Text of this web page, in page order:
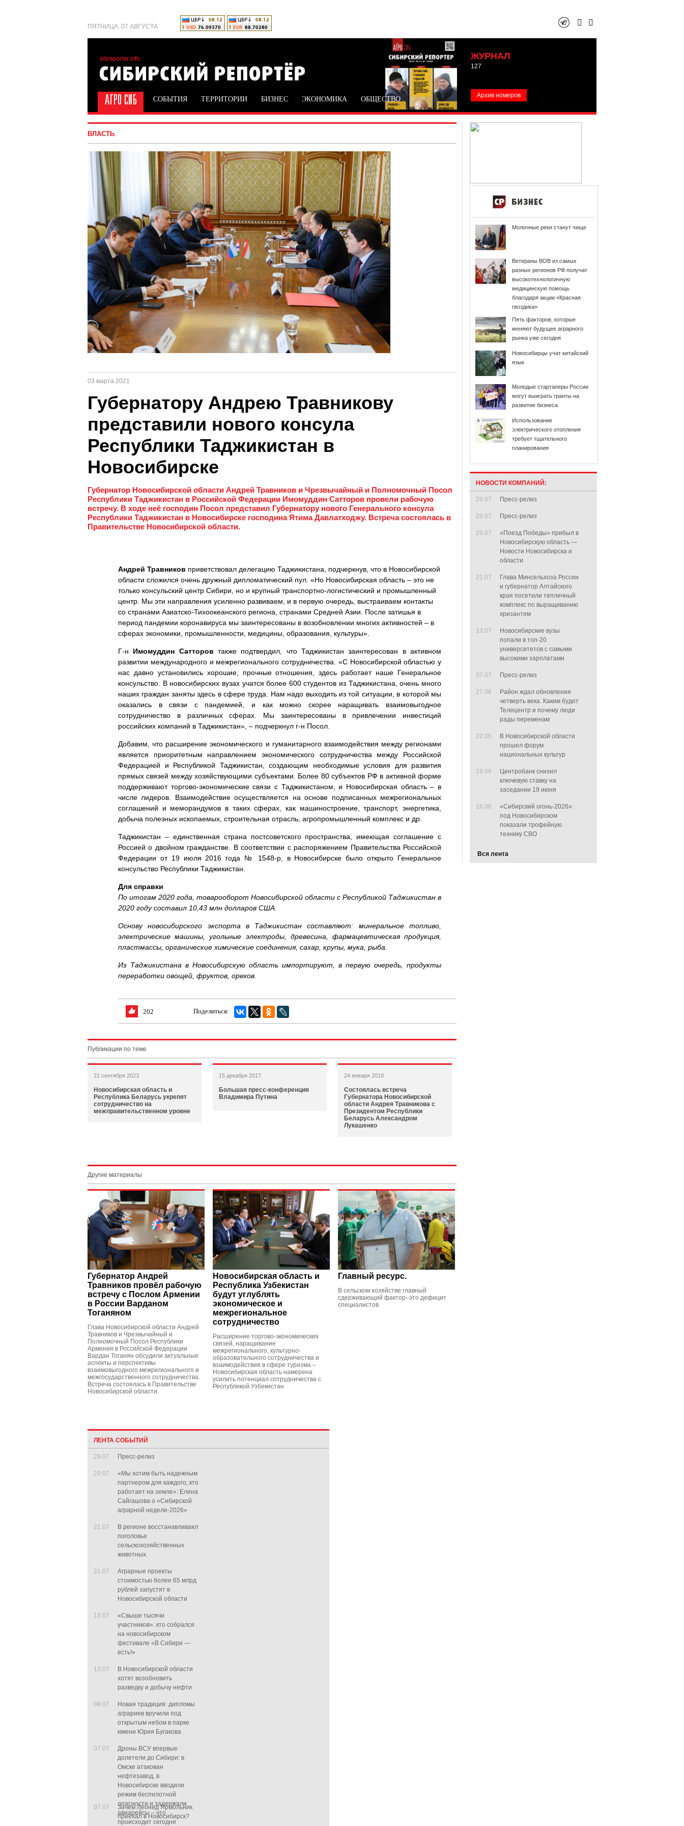
ПЯТНИЦА, 07 АВГУСТА
ЖУРНАЛ
127
Архив номеров
СОБЫТИЯ ТЕРРИТОРИИ БИЗНЕС ЭКОНОМИКА ОБЩЕСТВО
ВЛАСТЬ
03 марта 2021
Губернатору Андрею Травникову
представили нового консула
Республики Таджикистан в
Новосибирске
Губернатор Новосибирской области Андрей Травников и Чрезвычайный и Полномочный Посол
Республики Таджикистан в Российской Федерации Имомуддин Сатторов провели рабочую
встречу. В ходе неё господин Посол представил Губернатору нового Генерального консула
Республики Таджикистан в Новосибирске господина Ятима Давлатходжу. Встреча состоялась в
Правительстве Новосибирской области.
Андрей Травников приветствовал делегацию Таджикистана, подчеркнув, что в Новосибирской
области сложился очень дружный дипломатический пул. «Но Новосибирская область – это не
только консульский центр Сибири, но и крупный транспортно-логистический и промышленный
центр. Мы эти направления усиленно развиваем, и в первую очередь, выстраиваем контакты
со странами Азиатско-Тихоокеанского региона, странами Средней Азии. После затишья в
период пандемии коронавируса мы заинтересованы в возобновлении многих активностей – в
сферах экономики, промышленности, медицины, образования, культуры».
Г-н Имомуддин Сатторов также подтвердил, что Таджикистан заинтересован в активном
развитии международного и межрегионального сотрудничества. «С Новосибирской областью у
нас давно установились хорошие, прочные отношения, здесь работает наше Генеральное
консульство. В новосибирских вузах учатся более 600 студентов из Таджикистана, очень много
наших граждан заняты здесь в сфере труда. Нам надо выходить из той ситуации, в которой мы
оказались в связи с пандемией, и как можно скорее наращивать взаимовыгодное
сотрудничество в различных сферах. Мы заинтересованы в привлечении инвестиций
российских компаний в Таджикистан», – подчеркнул г-н Посол.
Добавим, что расширение экономического и гуманитарного взаимодействия между регионами
является приоритетным направлением экономического сотрудничества между Российской
Федерацией и Республикой Таджикистан, создающим необходимые условия для развития
прямых связей между хозяйствующими субъектами. Более 80 субъектов РФ в активной форме
поддерживают торгово-экономические связи с Таджикистаном, и Новосибирская область – в
числе лидеров. Взаимодействие осуществляется на основе подписанных межрегиональных
соглашений и меморандумов в таких сферах, как машиностроение, транспорт, энергетика,
добыча полезных ископаемых, строительная отрасль, агропромышленный комплекс и др.
Таджикистан – единственная страна постсоветского пространства, имеющая соглашение с
Россией о двойном гражданстве. В соответствии с распоряжением Правительства Российской
Федерации от 19 июля 2016 года № 1548-р, в Новосибирске было открыто Генеральное
консульство Республики Таджикистан.
Для справки
По итогам 2020 года, товарооборот Новосибирской области с Республикой Таджикистан в
2020 году составил 10,43 млн долларов США.
Основу новосибирского экспорта в Таджикистан составляют: минеральное топливо,
электрические машины, угольные электроды, древесина, фармацевтическая продукция,
пластмассы, органические химические соединения, сахар, крупы, мука, рыба.
Из Таджикистана в Новосибирскую область импортируют, в первую очередь, продукты
переработки овощей, фруктов, орехов.
202 Поделиться:
Публикации по теме
21 сентября 2023
Новосибирская область и
Республика Беларусь укрепят
сотрудничество на
межправительственном уровне
15 декабря 2017
Большая пресс-конференция
Владимира Путина
24 января 2019
Состоялась встреча
Губернатора Новосибирской
области Андрея Травникова с
Президентом Республики
Беларусь Александром
Лукашенко
Другие материалы
Губернатор Андрей
Травников провёл рабочую
встречу с Послом Армении
в России Варданом
Тоганяном
Глава Новосибирской области Андрей
Травников и Чрезвычайный и
Полномочный Посол Республики
Армения в Российской Федерации
Вардан Тоганян обсудили актуальные
аспекты и перспективы
взаимовыгодного межрегионального и
межгосударственного сотрудничества.
Встреча состоялась в Правительстве
Новосибирской области.
Новосибирская область и
Республика Узбекистан
будут углублять
экономическое и
межрегиональное
сотрудничество
Расширение торгово-экономических
связей, наращивание
межрегионального, культурно-
образовательного сотрудничества и
взаимодействия в сфере туризма –
Новосибирская область намерена
усилить потенциал сотрудничества с
Республикой Узбекистан
Главный ресурс.
В сельском хозяйстве главный
сдерживающий фактор–это дефицит
специалистов
ЛЕНТА СОБЫТИЙ
29.07 Пресс-релиз
29.07
«Мы хотим быть надежным
партнером для каждого, кто
работает на земле»: Елена
Сайгашова о «Сибирской
аграрной неделе-2026»
21.07
В регионе восстанавливают
поголовье
сельскохозяйственных
животных.
21.07
Аграрные проекты
стоимостью более 65 млрд
рублей запустят в
Новосибирской области
13.07
«Свыше тысячи
участников»: кто собрался
на новосибирском
фестивале «В Сибири —
есть!»
13.07
В Новосибирской области
хотят возобновить
разведку и добычу нефти
08.07
Новая традиция: дипломы
аграриев вручили под
открытым небом в парке
имени Юрия Бугакова
07.07
Дроны ВСУ впервые
долетели до Сибири: в
Омске атакован
нефтезавод, в
Новосибирске вводили
режим беспилотной
опасности и задержали
авиарейсы – что
происходит сегодня
07.07
Зачем Леонид Ярмольник
приехал в Новосибирск?
Молочные реки станут чище
Ветераны ВОВ из самых
разных регионов РФ получат
высокотехнологичную
медицинскую помощь
благодаря акции «Красная
гвоздика»
Пять факторов, которые
меняют будущее аграрного
рынка уже сегодня
Новосибирцы учат китайский
язык
Молодые стартаперы России
могут выиграть гранты на
развитие бизнеса
Использование
электрического отопления
требует тщательного
планирования
НОВОСТИ КОМПАНИЙ:
29.07 Пресс-релиз
29.07 Пресс-релиз
29.07
«Поезд Победы» прибыл в
Новосибирскую область —
Новости Новосибирска и
области
21.07
Глава Минсельхоза России
и губернатор Алтайского
края посетили тепличный
комплекс по выращиванию
хризантем
13.07
Новосибирские вузы
попали в топ-20
университетов с самыми
высокими зарплатами
07.07 Пресс-релиз
27.06
Район ждал обновления
четверть века. Каким будет
Телецентр и почему люди
рады переменам
22.06
В Новосибирской области
прошел форум
национальных культур
19.06
Центробанк снизил
ключевую ставку на
заседании 19 июня
16.06
«Сибирский огонь-2026»:
под Новосибирском
показали трофейную
технику СВО
Вся лента